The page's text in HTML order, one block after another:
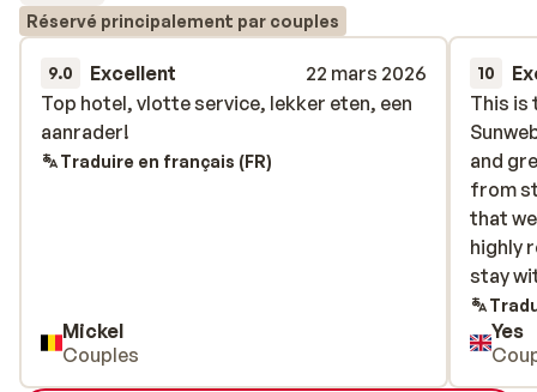
Réservé principalement par couples
9.0 Excellent
22 mars 2026
Top hotel, vlotte service, lekker eten, een
aanrader!
Top hotel, vlotte service, lekker eten, een
aanrader!
Traduire en français (FR)
Mickel
Couples
10
This is
and
from
that
highly
stay
next
This is
and
from
that
highly
stay
Yes